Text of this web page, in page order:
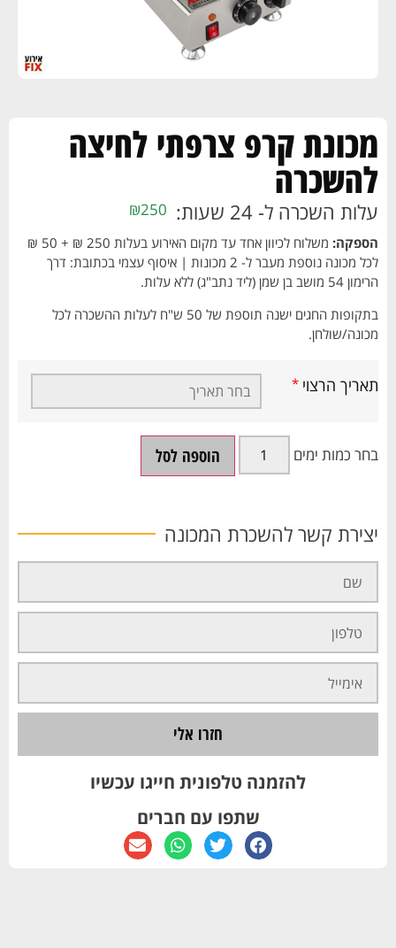
מכונת קרפ צרפתי לחיצה
להשכרה
עלות השכרה ל- 24 שעות: ₪250
הספקה:
משלוח לכיוון אחד עד מקום האירוע בעלות 250 ₪ + 50 ₪
לכל מכונה נוספת מעבר ל- 2 מכונות | איסוף עצמי בכתובת: דרך
הרימון 54 מושב בן שמן (ליד נתב"ג) ללא עלות.
בתקופות החגים ישנה תוספת של 50 ש"ח לעלות ההשכרה לכל
מכונה/שולחן.
תאריך הרצוי *
הוספה לסל
יצירת קשר להשכרת המכונה
חזרו אלי
להזמנה טלפונית חייגו עכשיו
שתפו עם חברים